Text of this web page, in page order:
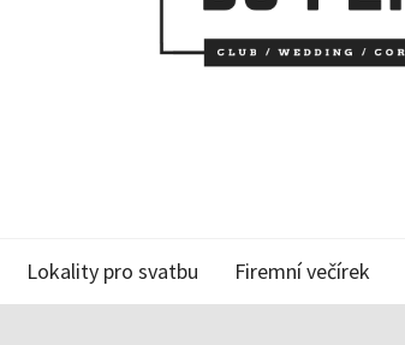
Lokality pro svatbu Firemní večírek